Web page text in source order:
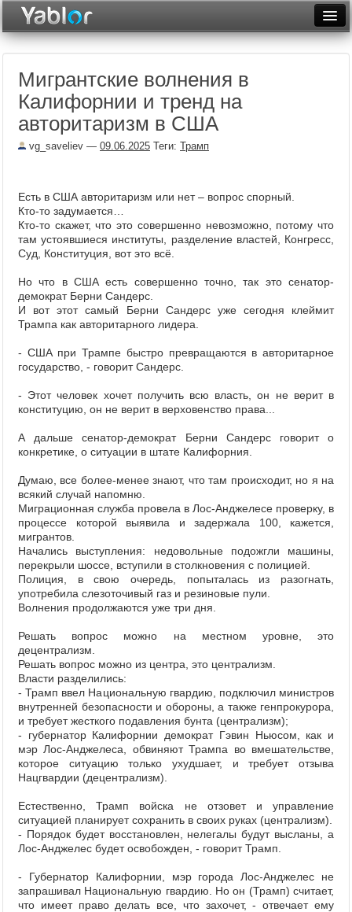
Неделя
Месяц
Рейтинги
Фототоп
Видеотоп
Мигрантские волнения в
Калифорнии и тренд на
авторитаризм в США
vg_saveliev — 09.06.2025 Теги: Трамп
Есть в США авторитаризм или нет – вопрос спорный.
Кто-то задумается…
Кто-то скажет, что это совершенно невозможно, потому что
там устоявшиеся институты, разделение властей, Конгресс,
Суд, Конституция, вот это всё.
Но что в США есть совершенно точно, так это сенатор-
демократ Берни Сандерс.
И вот этот самый Берни Сандерс уже сегодня клеймит
Трампа как авторитарного лидера.
- США при Трампе быстро превращаются в авторитарное
государство, - говорит Сандерс.
- Этот человек хочет получить всю власть, он не верит в
конституцию, он не верит в верховенство права...
А дальше сенатор-демократ Берни Сандерс говорит о
конкретике, о ситуации в штате Калифорния.
Думаю, все более-менее знают, что там происходит, но я на
всякий случай напомню.
Миграционная служба провела в Лос-Анджелесе проверку, в
процессе которой выявила и задержала 100, кажется,
мигрантов.
Начались выступления: недовольные подожгли машины,
перекрыли шоссе, вступили в столкновения с полицией.
Полиция, в свою очередь, попыталась из разогнать,
употребила слезоточивый газ и резиновые пули.
Волнения продолжаются уже три дня.
Решать вопрос можно на местном уровне, это
децентрализм.
Решать вопрос можно из центра, это централизм.
Власти разделились:
- Трамп ввел Национальную гвардию, подключил министров
внутренней безопасности и обороны, а также генпрокурора,
и требует жесткого подавления бунта (централизм);
- губернатор Калифорнии демократ Гэвин Ньюсом, как и
мэр Лос-Анджелеса, обвиняют Трампа во вмешательстве,
которое ситуацию только ухудшает, и требует отзыва
Нацгвардии (децентрализм).
Естественно, Трамп войска не отзовет и управление
ситуацией планирует сохранить в своих руках (централизм).
- Порядок будет восстановлен, нелегалы будут высланы, а
Лос-Анджелес будет освобожден, - говорит Трамп.
- Губернатор Калифорнии, мэр города Лос-Анджелес не
запрашивал Национальную гвардию. Но он (Трамп) считает,
что имеет право делать все, что захочет, - отвечает ему